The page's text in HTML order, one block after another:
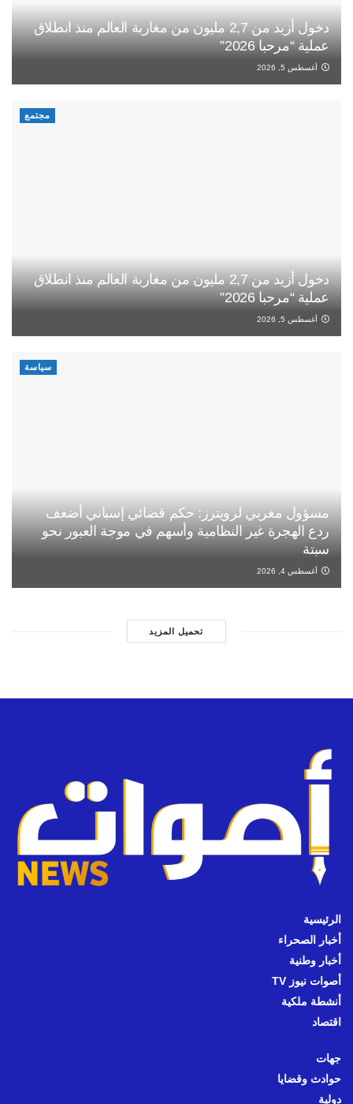
دخول أزيد من 2,7 مليون من مغاربة العالم منذ انطلاق
عملية “مرحبا 2026”
أغسطس 5, 2026
مجتمع
دخول أزيد من 2,7 مليون من مغاربة العالم منذ انطلاق
عملية “مرحبا 2026”
أغسطس 5, 2026
سياسة
مسؤول مغربي لرويترز: حكم قضائي إسباني أضعف
ردع الهجرة غير النظامية وأسهم في موجة العبور نحو
سبتة
أغسطس 4, 2026
تحميل المزيد
الرئيسية
أخبار الصحراء
أخبار وطنية
أصوات نيوز TV
أنشطة ملكية
اقتصاد
جهات
حوادث وقضايا
دولية